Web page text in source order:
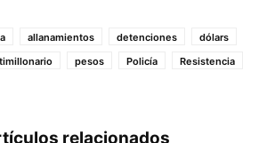
allanamientos detenciones
dólars
pesos Policía
Resistencia
relacionados